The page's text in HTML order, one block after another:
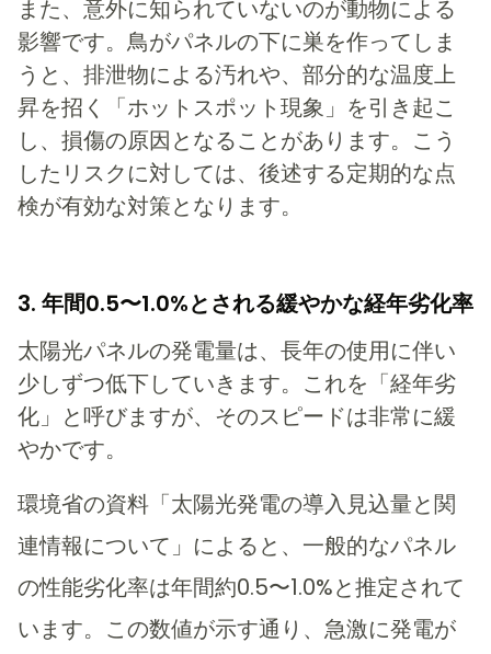
また、意外に知られていないのが動物による
影響です。鳥がパネルの下に巣を作ってしま
うと、排泄物による汚れや、部分的な温度上
昇を招く「ホットスポット現象」を引き起こ
し、損傷の原因となることがあります。こう
したリスクに対しては、後述する定期的な点
検が有効な対策となります。
3. 年間0.5〜1.0%とされる緩やかな経年劣化率
太陽光パネルの発電量は、長年の使用に伴い
少しずつ低下していきます。これを「経年劣
化」と呼びますが、そのスピードは非常に緩
やかです。
環境省の資料「太陽光発電の導入見込量と関
連情報について」によると、一般的なパネル
の性能劣化率は年間約0.5〜1.0%と推定されて
います。この数値が示す通り、急激に発電が